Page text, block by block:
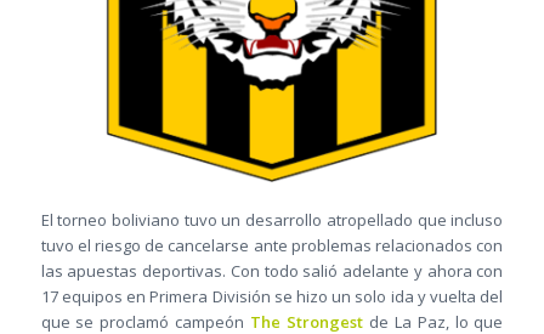
El torneo boliviano tuvo un desarrollo atropellado que incluso
tuvo el riesgo de cancelarse ante problemas relacionados con
las apuestas deportivas. Con todo salió adelante y ahora con
17 equipos en Primera División se hizo un solo ida y vuelta del
que se proclamó campeón The Strongest de La Paz, lo que